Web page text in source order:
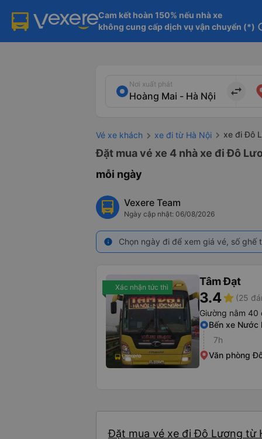
Cam kết hoàn 150% nếu nhà xe
không cung cấp dịch vụ vận chuyển (*)
Nơi xuất phát
import_export
Vé xe khách xe đi từ Hà Nội xe đi Đô
Đặt mua vé xe 4 nhà xe đi Đô
mỗi ngày
Vexere Team
Ngày cập nhật: 06/08/2026
info Chọn ngày đi để xem giá vé, số
Xác nhận tức thì Tâm Đạt
3.4star (25
Giường nằm 40
Bến xe Nước
7h
Văn phòng
Đặt mua vé xe đi Đô Lương từ